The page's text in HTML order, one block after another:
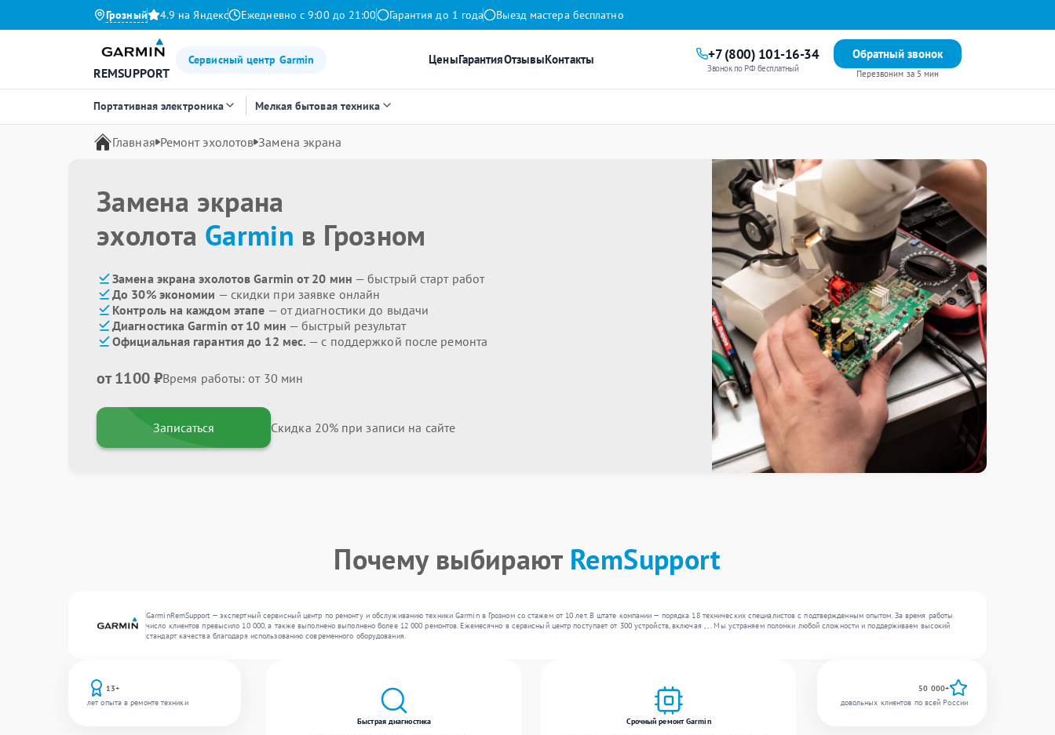
Грозный 4.9 на Яндекс Ежедневно с 9:00 до 21:00 Гарантия до 1 года Выезд мастера бесплатно
REMSUPPORT
Сервисный центр Garmin ЦеныГарантияОтзывыКонтакты +7 (800) 101-16-34
Звонок по РФ бесплатный
Обратный звонок
Перезвоним за 5 мин
Портативная электроника Мелкая бытовая техника
Главная Ремонт эхолотов Замена экрана
Замена экрана
эхолота Garmin в Грозном
Замена экрана эхолотов Garmin от 20 мин — быстрый старт работ
До 30% экономии — скидки при заявке онлайн
Контроль на каждом этапе — от диагностики до выдачи
Диагностика Garmin от 10 мин — быстрый результат
Официальная гарантия до 12 мес. — с поддержкой после ремонта
от 1100 ₽Время работы: от 30 мин
Записаться Скидка 20% при записи на сайте
Почему выбирают RemSupport
GarminRemSupport — экспертный сервисный центр по ремонту и обслуживанию техники Garmin в Грозном со стажем от 10 лет. В штате компании — порядка 18 технических специалистов с подтвержденным опытом. За время работы
число клиентов превысило 10 000, а также выполнено выполнено более 12 000 ремонтов. Ежемесячно в сервисный центр поступает от 300 устройств, включая , , . Мы устраняем поломки любой сложности и поддерживаем высокий
стандарт качества благодаря использованию современного оборудования.
13+
лет опыта в ремонте техники
Быстрая диагностика
Срочный ремонт Garmin
50 000+
довольных клиентов по всей России